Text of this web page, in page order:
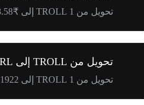
تحويل من 1 TROLL إلى ₹3.58
تحويل من TROLL إلى BRL
تحويل من 1 TROLL إلى R$0.1922